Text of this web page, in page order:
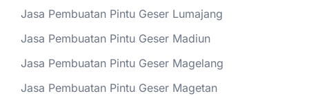
Jasa Pembuatan Pintu Geser Lumajang
Jasa Pembuatan Pintu Geser Madiun
Jasa Pembuatan Pintu Geser Magelang
Jasa Pembuatan Pintu Geser Magetan